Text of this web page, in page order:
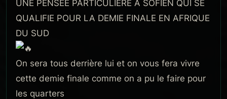
UNE PENSÉE PARTICULIÈRE À SOFIEN QUI SE
QUALIFIE POUR LA DEMIE FINALE EN AFRIQUE
DU SUD
On sera tous derrière lui et on vous fera vivre
cette demie finale comme on a pu le faire pour
les quarters